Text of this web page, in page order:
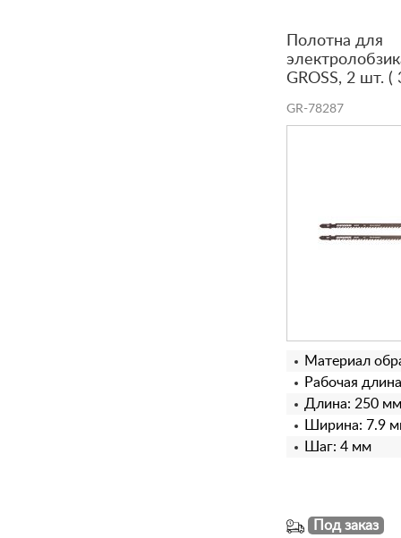
Полотна для
GROSS, 2 шт. (
GR-78287
Материал
Рабочая
Длина: 250 мм
Ширина: 7.9
Шаг: 4 мм
Под заказ